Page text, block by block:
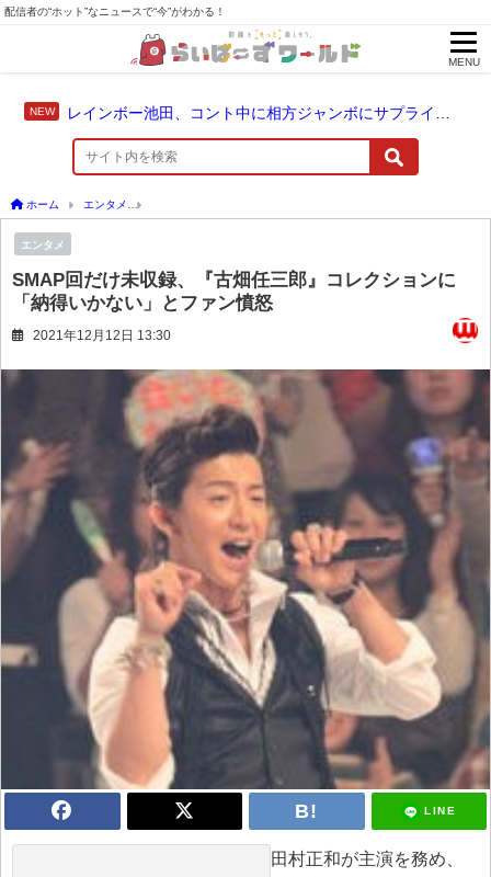
配信者の“ホット”なニュースで“今”がわかる！
MENU
ホーム エンタメ
エンタメ
SMAP回だけ未収録、『古畑任三郎』コレクションに
「納得いかない」とファン憤怒
2021年12月12日 13:30
LINE
田村正和が主演を務め、